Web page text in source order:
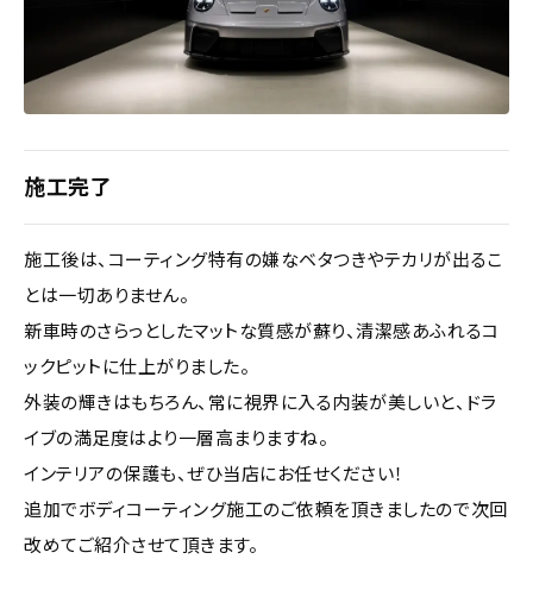
施工完了
施工後は、コーティング特有の嫌なベタつきやテカリが出るこ
とは一切ありません。
新車時のさらっとしたマットな質感が蘇り、清潔感あふれるコ
ックピットに仕上がりました。
外装の輝きはもちろん、常に視界に入る内装が美しいと、ドラ
イブの満足度はより一層高まりますね。
インテリアの保護も、ぜひ当店にお任せください！
追加でボディコーティング施工のご依頼を頂きましたので次回
改めてご紹介させて頂きます。